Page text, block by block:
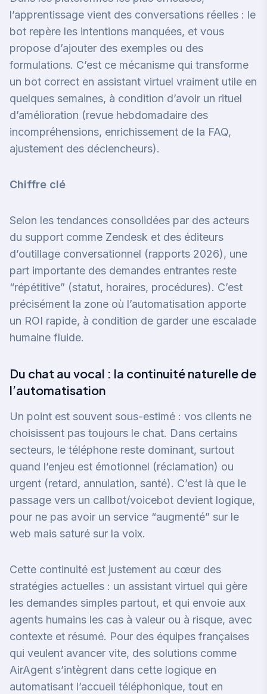
l’apprentissage vient des conversations réelles : le
bot repère les intentions manquées, et vous
propose d’ajouter des exemples ou des
formulations. C’est ce mécanisme qui transforme
un bot correct en assistant virtuel vraiment utile en
quelques semaines, à condition d’avoir un rituel
d’amélioration (revue hebdomadaire des
incompréhensions, enrichissement de la FAQ,
ajustement des déclencheurs).
Chiffre clé
Selon les tendances consolidées par des acteurs
du support comme Zendesk et des éditeurs
d’outillage conversationnel (rapports 2026), une
part importante des demandes entrantes reste
“répétitive” (statut, horaires, procédures). C’est
précisément la zone où l’automatisation apporte
un ROI rapide, à condition de garder une escalade
humaine fluide.
Du chat au vocal : la continuité naturelle de
l’automatisation
Un point est souvent sous-estimé : vos clients ne
choisissent pas toujours le chat. Dans certains
secteurs, le téléphone reste dominant, surtout
quand l’enjeu est émotionnel (réclamation) ou
urgent (retard, annulation, santé). C’est là que le
passage vers un callbot/voicebot devient logique,
pour ne pas avoir un service “augmenté” sur le
web mais saturé sur la voix.
Cette continuité est justement au cœur des
stratégies actuelles : un assistant virtuel qui gère
les demandes simples partout, et qui envoie aux
agents humains les cas à valeur ou à risque, avec
contexte et résumé. Pour des équipes françaises
qui veulent avancer vite, des solutions comme
AirAgent s’intègrent dans cette logique en
automatisant l’accueil téléphonique, tout en